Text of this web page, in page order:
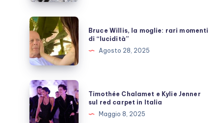
quante
inutili
polemiche
Bruce
Willis,
la
moglie:
rari
momenti
di
“lucidità”
Bruce Willis, la moglie: rari momenti
di “lucidità”
Agosto 28, 2025
Timothée
Chalamet
e
Timothée Chalamet e Kylie Jenner
sul red carpet in Italia
Maggio 8, 2025